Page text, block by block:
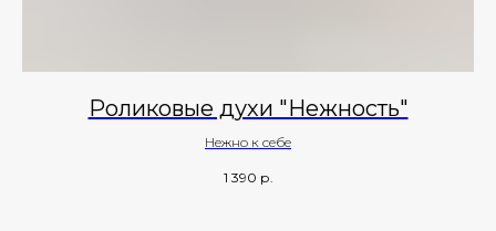
Роликовые духи "Нежность"
Нежно к себе
1 390 р.